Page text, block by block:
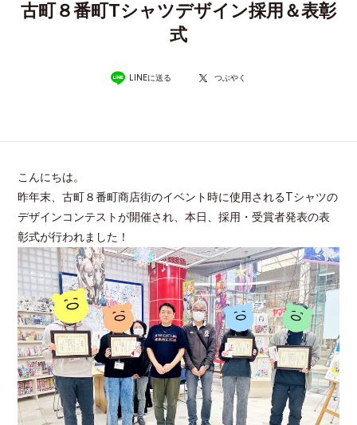
古町８番町Tシャツデザイン採用＆表彰
式
LINEに送る つぶやく
こんにちは。
昨年末、古町８番町商店街のイベント時に使用されるTシャツの
デザインコンテストが開催され、本日、採用・受賞者発表の表
彰式が行われました！